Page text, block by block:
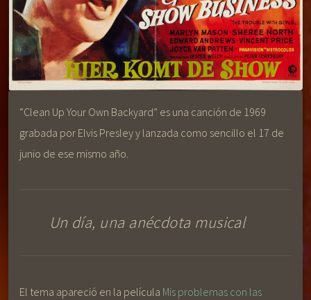
“Clean Up Your Own Backyard” es una canción de 1969
grabada por Elvis Presley y lanzada como sencillo el 17 de
junio de ese mismo año.
Un día, una anécdota musical
El tema apareció en la película Mis problemas con las